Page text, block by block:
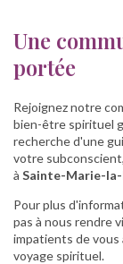
Une
portée
Rejoignez notre
bien-être spirituel
recherche d'une
votre
à Sainte-Marie-
Pour plus
pas à nous rendre
impatients de vous
voyage spirituel.